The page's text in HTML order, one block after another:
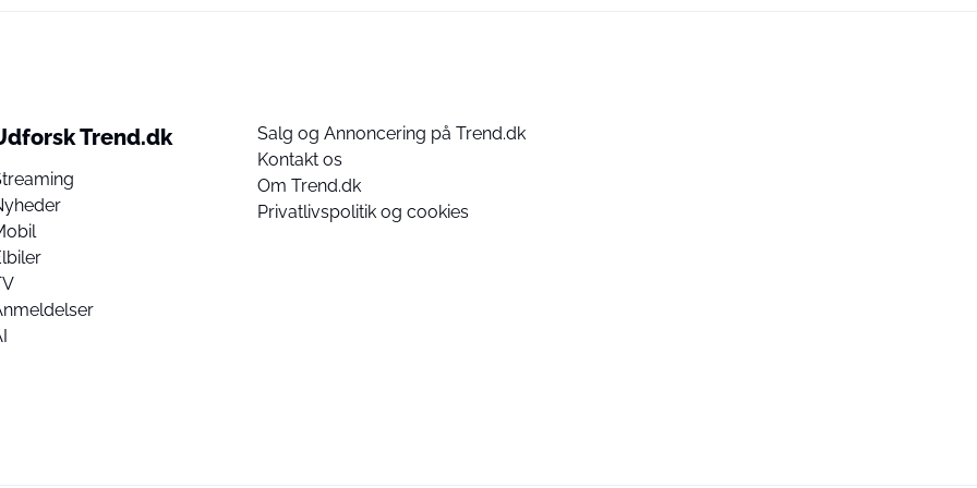
Trend.dk
Salg og Annoncering på Trend.dk
Kontakt os
Om Trend.dk
Privatlivspolitik og cookies